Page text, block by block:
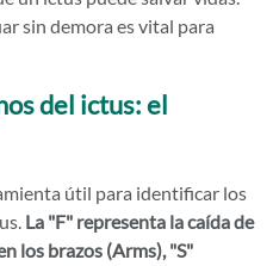
sin demora es vital para
del ictus: el
útil para identificar los
La "F" representa la caída de
los brazos (Arms), "S"